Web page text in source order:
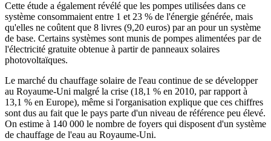
Cette étude a également révélé que les pompes utilisées dans ce
système consommaient entre 1 et 23 % de l'énergie générée, mais
qu'elles ne coûtent que 8 livres (9,20 euros) par an pour un système
de base. Certains systèmes sont munis de pompes alimentées par de
l'électricité gratuite obtenue à partir de panneaux solaires
photovoltaïques.
Le marché du chauffage solaire de l'eau continue de se développer
au Royaume-Uni malgré la crise (18,1 % en 2010, par rapport à
13,1 % en Europe), même si l'organisation explique que ces chiffres
sont dus au fait que le pays parte d'un niveau de référence peu élevé.
On estime à 140 000 le nombre de foyers qui disposent d'un système
de chauffage de l'eau au Royaume-Uni.